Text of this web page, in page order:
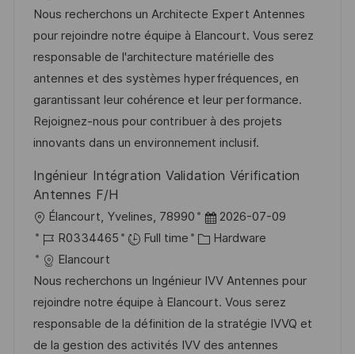
a
t
i
o
n
t
e
d
D
a
t
e
b
I
d
t
e
g
o
r
y
Nous recherchons un Architecte Expert Antennes
pour rejoindre notre équipe à Elancourt. Vous serez
responsable de l'architecture matérielle des
antennes et des systèmes hyperfréquences, en
garantissant leur cohérence et leur performance.
Rejoignez-nous pour contribuer à des projets
innovants dans un environnement inclusif.
Ingénieur Intégration Validation Vérification
Antennes F/H
L
o
c
a
t
i
o
Élancourt, Yvelines, 78990
P
o
t
e
d
D
2026-07-09
J
o
b
I
d
R0334465 Full time
C
t
e
g
o
Hardware
Elancourt
Nous recherchons un Ingénieur IVV Antennes pour
rejoindre notre équipe à Elancourt. Vous serez
responsable de la définition de la stratégie IVVQ et
de la gestion des activités IVV des antennes